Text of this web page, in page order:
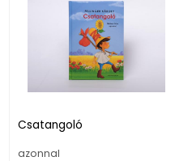
Csatangoló
azonnal